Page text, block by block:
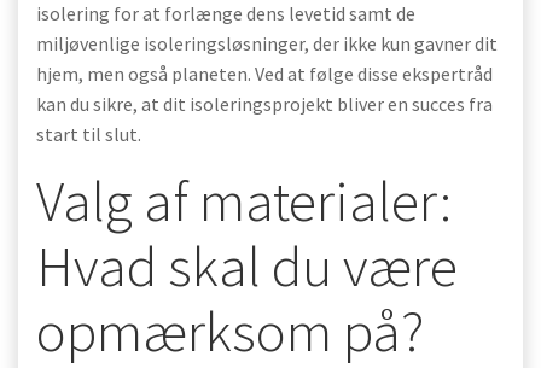
isolering for at forlænge dens levetid samt de
miljøvenlige isoleringsløsninger, der ikke kun gavner dit
hjem, men også planeten. Ved at følge disse ekspertråd
kan du sikre, at dit isoleringsprojekt bliver en succes fra
start til slut.
Valg af materialer:
Hvad skal du være
opmærksom på?